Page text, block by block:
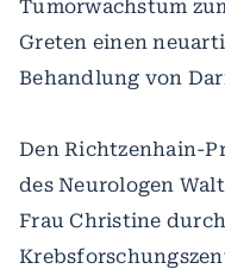
Tumorwachstum
Greten einen
Behandlung von
Den Richtzenhain-
des Neurologen
Frau Christine